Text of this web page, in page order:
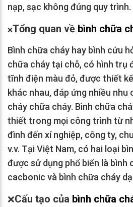
nạp, sạc không đúng quy trình.
❌Tổng quan về bình chữa
Bình chữa cháy hay bình cứu
chữa cháy tại chỗ, có hình trụ
tĩnh điện màu đỏ, được thiết
khác nhau, đáp ứng nhiều
cháy chữa cháy. Bình chữa
thiết trong mọi công trình từ
đình đến xí nghiệp, công ty,
v.v. Tại Việt Nam, có hai loại
được sử dụng phổ biến là bình
cacbonic và bình chữa cháy
❌Cấu tạo của bình chữa